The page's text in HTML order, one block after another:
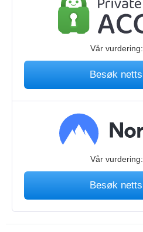
Vår vurdering:
Besøk
Vår vurdering:
Besøk